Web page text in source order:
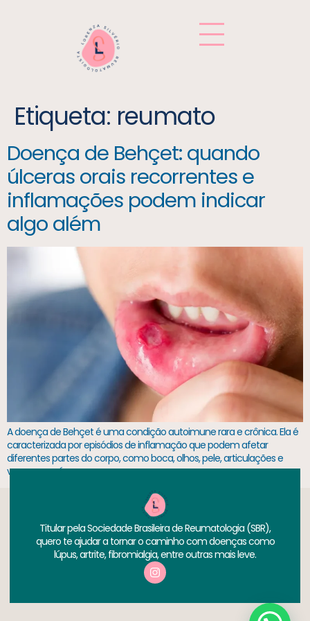
Etiqueta: reumato
Doença de Behçet: quando
úlceras orais recorrentes e
inflamações podem indicar
algo além
A doença de Behçet é uma condição autoimune rara e crônica. Ela é
caracterizada por episódios de inflamação que podem afetar
diferentes partes do corpo, como boca, olhos, pele, articulações e
vasos sanguíneos.
Titular pela Sociedade Brasileira de Reumatologia (SBR),
quero te ajudar a tornar o caminho com doenças como
lúpus, artrite, fibromialgia, entre outras mais leve.